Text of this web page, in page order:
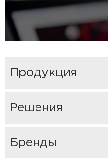
Продукция
Решения
Бренды